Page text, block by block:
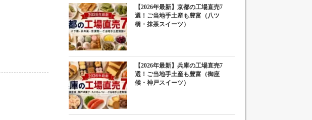
【2026年最新】京都の工場直売7
選！ご当地手土産も豊富（八ツ
橋・抹茶スイーツ）
【2026年最新】兵庫の工場直売7
選！ご当地手土産も豊富（御座
候・神戸スイーツ）